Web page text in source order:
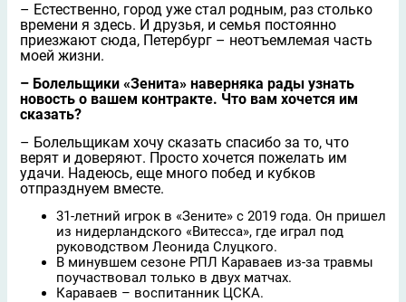
– Естественно, город уже стал родным, раз столько
времени я здесь. И друзья, и семья постоянно
приезжают сюда, Петербург – неотъемлемая часть
моей жизни.
– Болельщики «Зенита» наверняка рады узнать
новость о вашем контракте. Что вам хочется им
сказать?
– Болельщикам хочу сказать спасибо за то, что
верят и доверяют. Просто хочется пожелать им
удачи. Надеюсь, еще много побед и кубков
отпразднуем вместе.
31-летний игрок в «Зените» с 2019 года. Он пришел
из нидерландского «Витесса», где играл под
руководством Леонида Слуцкого.
В минувшем сезоне РПЛ Караваев из-за травмы
поучаствовал только в двух матчах.
Караваев – воспитанник ЦСКА.